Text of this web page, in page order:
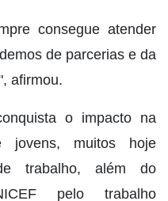
consegue atender
de parcerias e da
afirmou.
o impacto na
jovens, muitos hoje
trabalho, além do
pelo trabalho